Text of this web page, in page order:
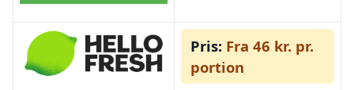
Pris: Fra 46 kr. pr.
portion